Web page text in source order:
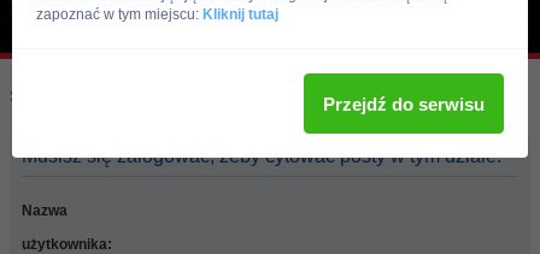
Skocz do:
Musisz się zalogować, żeby cytować posty w tym dziale.
Nazwa
użytkownika:
zapoznać w tym miejscu: Kliknij tutaj
Przejdź do serwisu